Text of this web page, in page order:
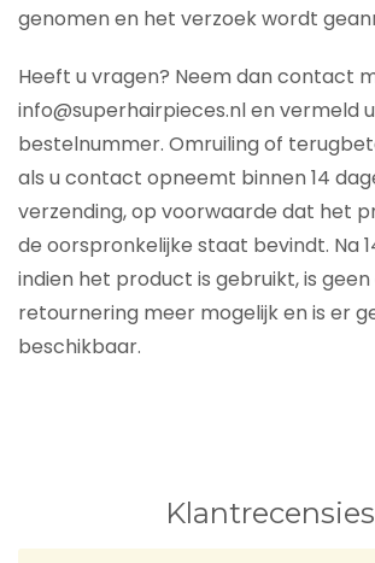
genomen en het verzoek wordt
Heeft u vragen? Neem dan contact
info@superhairpieces.nl en vermeld
bestelnummer. Omruiling of
als u contact opneemt binnen 14
verzending, op voorwaarde dat het
de oorspronkelijke staat bevindt. Na
indien het product is gebruikt, is
retournering meer mogelijk en is er
beschikbaar.
Klantrecensies